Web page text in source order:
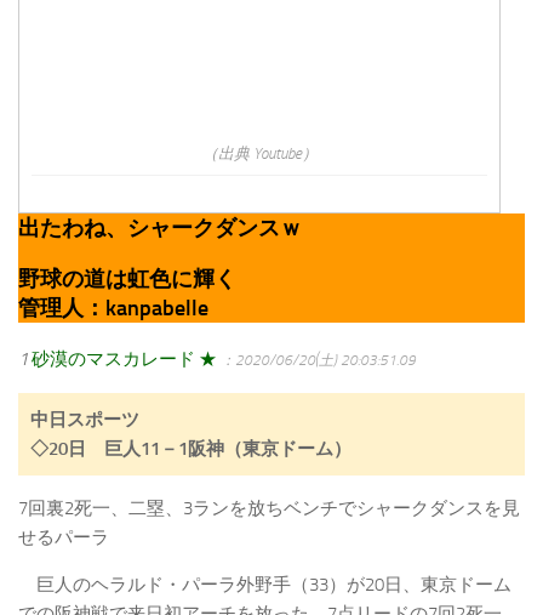
（出典 Youtube）
出たわね、シャークダンスｗ
野球の道は虹色に輝く
管理人：kanpabelle
1砂漠のマスカレード ★ ：2020/06/20(土) 20:03:51.09
中日スポーツ
◇20日 巨人11－1阪神（東京ドーム）
7回裏2死一、二塁、3ランを放ちベンチでシャークダンスを見
せるパーラ
巨人のヘラルド・パーラ外野手（33）が20日、東京ドーム